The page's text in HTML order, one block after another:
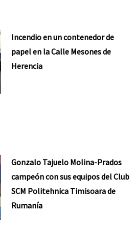
Incendio en un contenedor de
papel en la Calle Mesones de
Herencia
Gonzalo Tajuelo Molina-Prados
campeón con sus equipos del Club
SCM Politehnica Timisoara de
Rumanía